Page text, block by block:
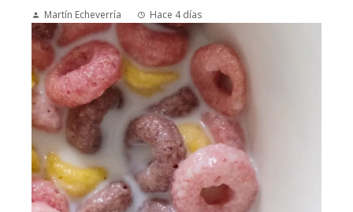
Martín Echeverría Hace 4 días